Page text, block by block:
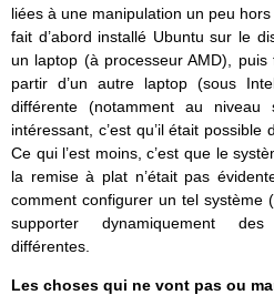
liées à une manipulation un peu hors
fait d’abord installé Ubuntu sur le
un laptop (à processeur AMD),
partir d’un autre laptop (sous
différente (notamment au
intéressant, c’est qu’il était
Ce qui l’est moins, c’est que le
la remise à plat n’était pas
comment configurer un tel système
supporter dynamiquement
différentes.
Les choses qui ne vont pas ou